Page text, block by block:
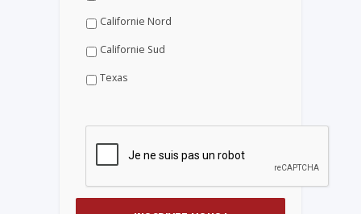
Californie Nord
Californie Sud
Texas